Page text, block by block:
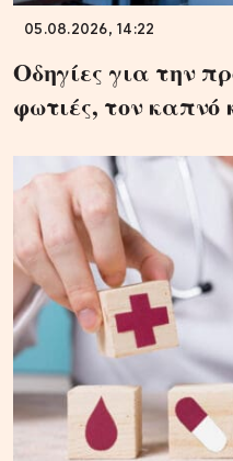
05.08.2026, 14:22
Οδηγίες για την
φωτιές, τον καπνό